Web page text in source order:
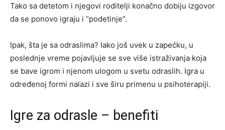
Tako sa detetom i njegovi roditelji konačno dobiju izgovor
da se ponovo igraju i “podetinje”.
Ipak, šta je sa odraslima? Iako još uvek u zapećku, u
poslednje vreme pojavljuje se sve više istraživanja koja
se bave igrom i njenom ulogom u svetu odraslih. Igra u
određenoj formi nalazi i sve širu primenu u psihoterapiji.
Igre za odrasle – benefiti